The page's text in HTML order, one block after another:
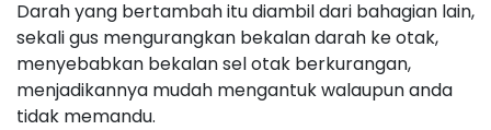
Darah yang bertambah itu diambil dari bahagian lain,
sekali gus mengurangkan bekalan darah ke otak,
menyebabkan bekalan sel otak berkurangan,
menjadikannya mudah mengantuk walaupun anda
tidak memandu.